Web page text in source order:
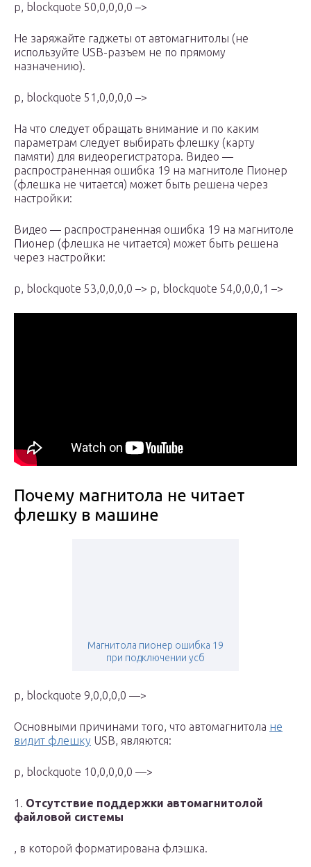
p, blockquote 50,0,0,0,0 –>
Не заряжайте гаджеты от автомагнитолы (не
используйте USB-разъем не по прямому
назначению).
p, blockquote 51,0,0,0,0 –>
На что следует обращать внимание и по каким
параметрам следует выбирать флешку (карту
памяти) для видеорегистратора. Видео —
распространенная ошибка 19 на магнитоле Пионер
(флешка не читается) может быть решена через
настройки:
Видео — распространенная ошибка 19 на магнитоле
Пионер (флешка не читается) может быть решена
через настройки:
p, blockquote 53,0,0,0,0 –> p, blockquote 54,0,0,0,1 –>
Почему магнитола не читает
флешку в машине
Магнитола пионер ошибка 19
при подключении усб
p, blockquote 9,0,0,0,0 —>
Основными причинами того, что автомагнитола не
видит флешку USB, являются:
p, blockquote 10,0,0,0,0 —>
1. Отсутствие поддержки автомагнитолой
файловой системы
, в которой форматирована флэшка.